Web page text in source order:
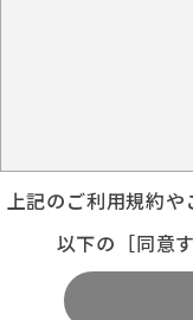
上記のご利用規約
以下の［同意